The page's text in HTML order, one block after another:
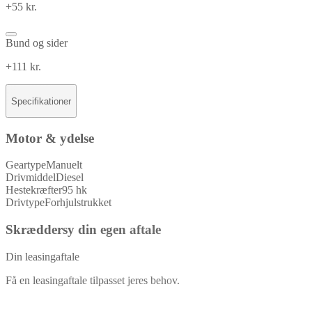
+55 kr.
Bund og sider
+111 kr.
Specifikationer
Motor & ydelse
GeartypeManuelt
DrivmiddelDiesel
Hestekræfter95 hk
DrivtypeForhjulstrukket
Skræddersy din egen aftale
Din leasingaftale
Få en leasingaftale tilpasset jeres behov.